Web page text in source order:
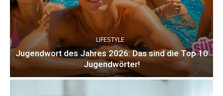
LIFESTYLE
Jugendwort des Jahres 2026: Das sind die Top 10
Jugendwörter!